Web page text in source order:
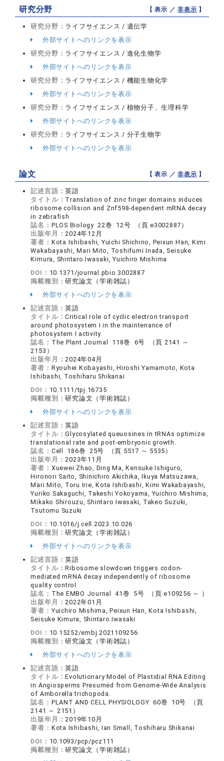
研究分野 【 表示 ／非表示 】
研究分野： ライフサイエンス / 遺伝学
外部サイトへのリンクを表示
研究分野： ライフサイエンス / 進化生物学
外部サイトへのリンクを表示
研究分野： ライフサイエンス / 機能生物化学
外部サイトへのリンクを表示
研究分野： ライフサイエンス / 植物分子、生理科学
外部サイトへのリンクを表示
研究分野： ライフサイエンス / 分子生物学
外部サイトへのリンクを表示
論文 【 表示 ／非表示 】
記述言語：英語
タイトル： Translation of zinc finger domains induces
ribosome collision and Znf598-dependent mRNA decay
in zebrafish
誌名： PLOS Biology 22巻 12号 （頁 e3002887）
出版年月： 2024年12月
著者： Kota Ishibashi, Yuichi Shichino, Peixun Han, Kimi
Wakabayashi, Mari Mito, Toshifumi Inada, Seisuke
Kimura, Shintaro Iwasaki, Yuichiro Mishima
DOI： 10.1371/journal.pbio.3002887
掲載種別：研究論文（学術雑誌）
外部サイトへのリンクを表示
記述言語：英語
タイトル：Critical role of cyclic electron transport
around photosystem I in the maintenance of
photosystem I activity.
誌名： The Plant Journal 118巻 6号 （頁 2141 ～
2153）
出版年月： 2024年04月
著者： Ryouhei Kobayashi, Hiroshi Yamamoto, Kota
Ishibashi, Toshiharu Shikanai
DOI： 10.1111/tpj.16735
掲載種別：研究論文（学術雑誌）
外部サイトへのリンクを表示
記述言語：英語
タイトル：Glycosylated queuosines in tRNAs optimize
translational rate and post-embryonic growth.
誌名： Cell 186巻 25号 （頁 5517 ～ 5535）
出版年月： 2023年11月
著者： Xuewei Zhao, Ding Ma, Kensuke Ishiguro,
Hironori Saito, Shinichiro Akichika, Ikuya Matsuzawa,
Mari Mito, Toru Irie, Kota Ishibashi, Kimi Wakabayashi,
Yuriko Sakaguchi, Takeshi Yokoyama, Yuichiro Mishima,
Mikako Shirouzu, Shintaro Iwasaki, Takeo Suzuki,
Tsutomu Suzuki
DOI： 10.1016/j.cell.2023.10.026
掲載種別：研究論文（学術雑誌）
外部サイトへのリンクを表示
記述言語：英語
タイトル：Ribosome slowdown triggers codon‐
mediated mRNA decay independently of ribosome
quality control
誌名： The EMBO Journal 41巻 5号 （頁 e109256 ～ ）
出版年月： 2022年01月
著者： Yuichiro Mishima, Peixun Han, Kota Ishibashi,
Seisuke Kimura, Shintaro Iwasaki
DOI： 10.15252/embj.2021109256
掲載種別：研究論文（学術雑誌）
外部サイトへのリンクを表示
記述言語：英語
タイトル：Evolutionary Model of Plastidial RNA Editing
in Angiosperms Presumed from Genome-Wide Analysis
of Amborella trichopoda.
誌名： PLANT AND CELL PHYSIOLOGY 60巻 10号 （頁
2141 ～ 2151）
出版年月： 2019年10月
著者： Kota Ishibashi, Ian Small, Toshiharu Shikanai
DOI： 10.1093/pcp/pcz111
掲載種別：研究論文（学術雑誌）